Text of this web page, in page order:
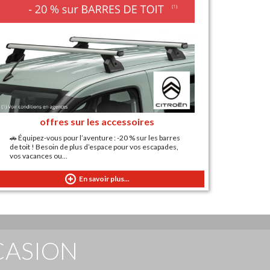
offres sur les accessoires
🚗 Équipez-vous pour l’aventure : -20 % sur les barres
de toit ! Besoin de plus d’espace pour vos escapades,
vos vacances ou...
En savoir plus...